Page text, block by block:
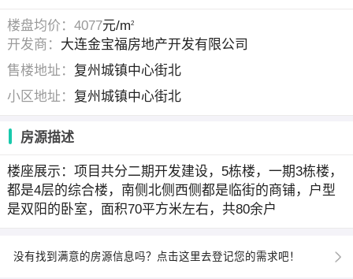
楼盘均价：4077元/m2
开发商： 大连金宝福房地产开发有限公司
售楼地址： 复州城镇中心街北
小区地址： 复州城镇中心街北
房源描述
楼座展示：项目共分二期开发建设，5栋楼，一期3栋楼，
都是4层的综合楼，南侧北侧西侧都是临街的商铺，户型
是双阳的卧室，面积70平方米左右，共80余户
没有找到满意的房源信息吗？点击这里去登记您的需求吧！